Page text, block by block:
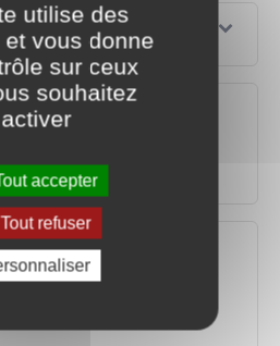
!
utilise des
vous donne
sur ceux
souhaitez
activer
accepter
Tout refuser